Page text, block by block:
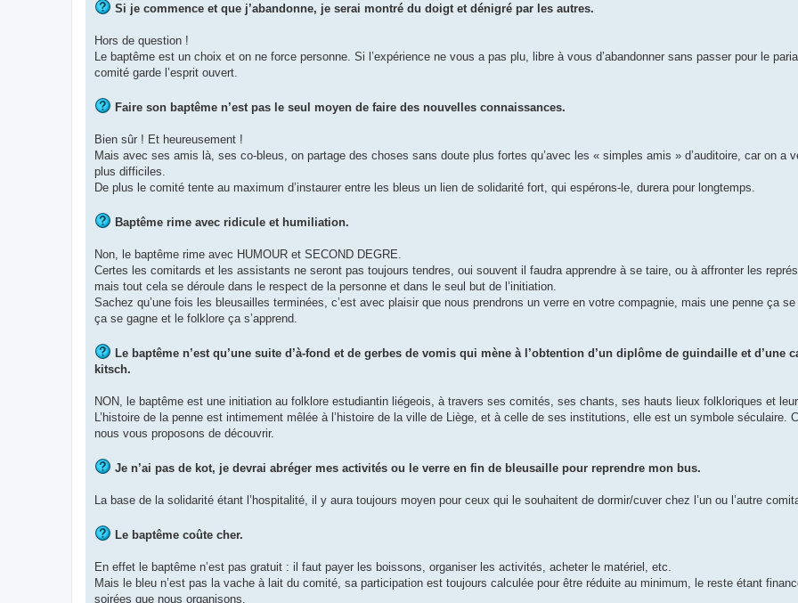
Si je commence et que j’abandonne, je serai montré du doigt et dénigré par les autres.
Hors de question !
Le baptême est un choix et on ne force personne. Si l’expérience ne vous a pas plu, libre à vous d’abandonner sans passer pour le
comité garde l’esprit ouvert.
Faire son baptême n’est pas le seul moyen de faire des nouvelles connaissances.
Bien sûr ! Et heureusement !
Mais avec ses amis là, ses co-bleus, on partage des choses sans doute plus fortes qu’avec les « simples amis » d’auditoire, car on a
plus difficiles.
De plus le comité tente au maximum d’instaurer entre les bleus un lien de solidarité fort, qui espérons-le, durera pour longtemps.
Baptême rime avec ridicule et humiliation.
Non, le baptême rime avec HUMOUR et SECOND DEGRE.
Certes les comitards et les assistants ne seront pas toujours tendres, oui souvent il faudra apprendre à se taire, ou à affronter les
mais tout cela se déroule dans le respect de la personne et dans le seul but de l’initiation.
Sachez qu’une fois les bleusailles terminées, c’est avec plaisir que nous prendrons un verre en votre compagnie, mais une penne ça
ça se gagne et le folklore ça s’apprend.
Le baptême n’est qu’une suite d’à-fond et de gerbes de vomis qui mène à l’obtention d’un diplôme de guindaille et d’une
kitsch.
NON, le baptême est une initiation au folklore estudiantin liégeois, à travers ses comités, ses chants, ses hauts lieux folkloriques et leur
L’histoire de la penne est intimement mêlée à l’histoire de la ville de Liège, et à celle de ses institutions, elle est un symbole séculaire.
nous vous proposons de découvrir.
Je n’ai pas de kot, je devrai abréger mes activités ou le verre en fin de bleusaille pour reprendre mon bus.
La base de la solidarité étant l’hospitalité, il y aura toujours moyen pour ceux qui le souhaitent de dormir/cuver chez l’un ou l’autre
Le baptême coûte cher.
En effet le baptême n’est pas gratuit : il faut payer les boissons, organiser les activités, acheter le matériel, etc.
Mais le bleu n’est pas la vache à lait du comité, sa participation est toujours calculée pour être réduite au minimum, le reste étant
soirées que nous organisons.